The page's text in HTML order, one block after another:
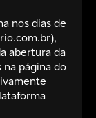
nos dias de
abertura da
na página do